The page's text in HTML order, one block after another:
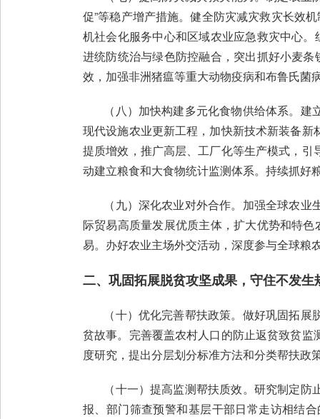
促”等稳产增产措施。健全防灾减灾救灾长效
机社会化服务中心和区域农业应急救灾中心
进统防统治与绿色防控融合，突出抓好小麦
效，加强非洲猪瘟等重大动物疫病和布鲁氏菌
（八）加快构建多元化食物供给体系。建
现代设施农业更新工程，加快新技术新装备
提质增效，推广高层、工厂化等生产模式，
动建立粮食和大食物统计监测体系。持续抓好
（九）深化农业对外合作。加强全球农业
际贸易高质量发展优质主体，扩大优势和特
易。办好农业主场外交活动，深度参与全球粮
二、巩固拓展脱贫攻坚成果，守住不发
（十）优化完善帮扶政策。做好巩固拓展
贫故事。完善覆盖农村人口的防止返贫致贫
度研究，提出分层划分标准方法和分类帮扶政
（十一）提高监测帮扶质效。研究制定防
报、部门筛查预警和基层干部日常走访相结